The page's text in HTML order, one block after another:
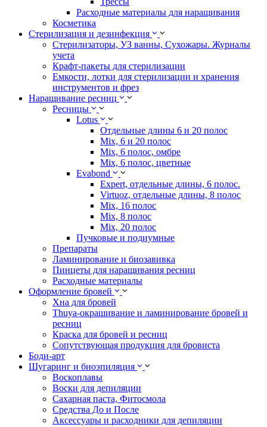
Расходные материалы для наращивания
Косметика
Стерилизация и дезинфекция
Стерилизаторы, УЗ ванны, Сухожары. Журналы
учета
Крафт-пакеты для стерилизации
Емкости, лотки для стерилизации и хранения
инструментов и фрез
Наращивание ресниц
Ресницы
Lotus
Отдельные длины 6 и 20 полос
Mix, 6 и 20 полос
Mix, 6 полос, омбре
Mix, 6 полос, цветные
Evabond
Expert, отдельные длины, 6 полос.
Virtuoz, отдельные длины, 8 полос
Mix, 16 полос
Mix, 8 полос
Mix, 20 полос
Пучковые и подиумные
Препараты
Ламинирование и биозавивка
Пинцеты для наращивания ресниц
Расходные материалы
Оформление бровей
Хна для бровей
Thuya-окрашивание и ламинирование бровей и
ресниц
Краска для бровей и ресниц
Сопутствующая продукция для бровиста
Боди-арт
Шугаринг и биоэпиляция
Воскоплавы
Воски для депиляции
Сахарная паста, Фитосмола
Средства До и После
Аксессуары и расходники для депиляции